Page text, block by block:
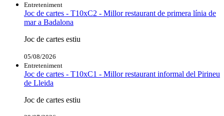
Entreteniment
Joc de cartes - T10xC2 - Millor restaurant de primera línia de
mar a Badalona
Joc de cartes estiu
05/08/2026
Entreteniment
Joc de cartes - T10xC1 - Millor restaurant informal del Pirineu
de Lleida
Joc de cartes estiu